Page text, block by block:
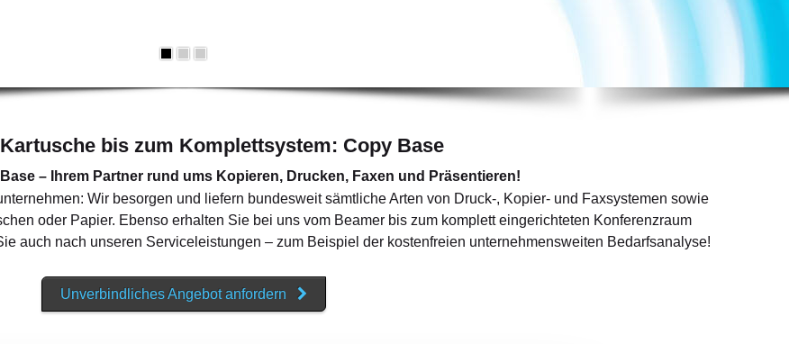
bis zum Komplettsystem: Copy Base
– Ihrem Partner rund ums Kopieren, Drucken, Faxen und Präsentieren!
Wir besorgen und liefern bundesweit sämtliche Arten von Druck-, Kopier- und Faxsystemen sowie
oder Papier. Ebenso erhalten Sie bei uns vom Beamer bis zum komplett eingerichteten Konferenzraum
auch nach unseren Serviceleistungen – zum Beispiel der kostenfreien unternehmensweiten Bedarfsanalyse!
Unverbindliches Angebot anfordern